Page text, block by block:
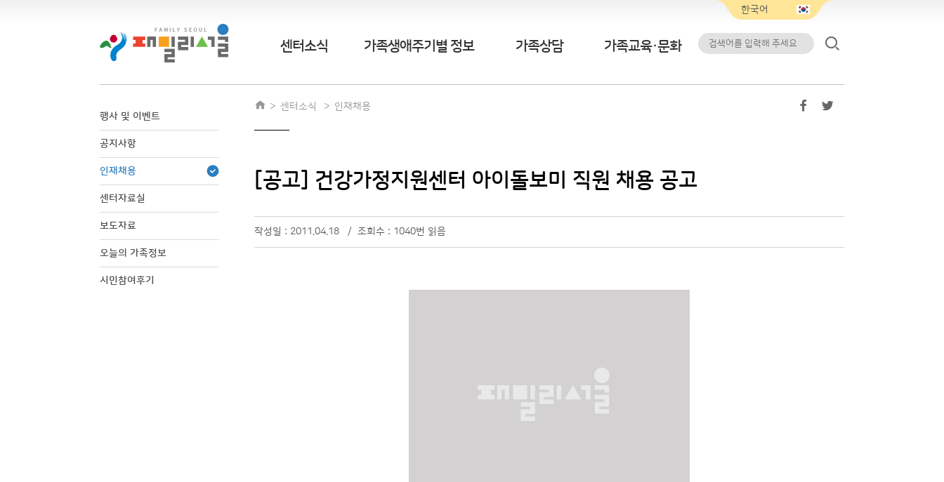
센터소식 가족생애주기별 정보 가족상담 가족교육·문화
행사 및 이벤트
공지사항
인재채용
센터자료실
보도자료
오늘의 가족정보
시민참여후기
센터소식 인재채용
[공고] 건강가정지원센터 아이돌보미 직원 채용 공고
작성일 : 2011.04.18 / 조회수 : 1040번 읽음